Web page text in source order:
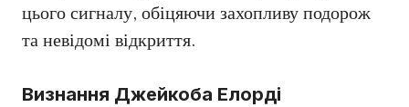
цього сигналу, обіцяючи захопливу подорож
та невідомі відкриття.
Визнання Джейкоба Елорді